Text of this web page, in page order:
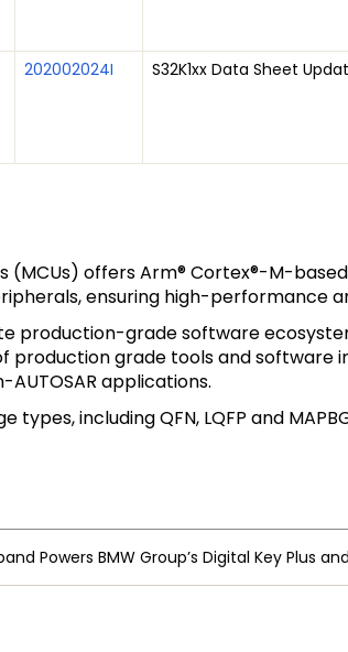
202002024I S32K1xx Data Sheet
(MCUs) offers Arm® Cortex®-M-
ensuring high-performance
production-grade software
production grade tools and
AUTOSAR applications.
types, including QFN, LQFP and